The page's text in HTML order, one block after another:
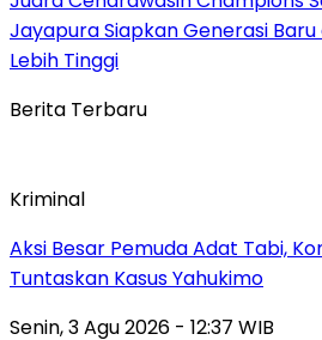
Jayapura Siapkan Generasi Baru
Lebih Tinggi
Berita Terbaru
Kriminal
Aksi Besar Pemuda Adat Tabi,
Tuntaskan Kasus Yahukimo
Senin, 3 Agu 2026 - 12:37 WIB